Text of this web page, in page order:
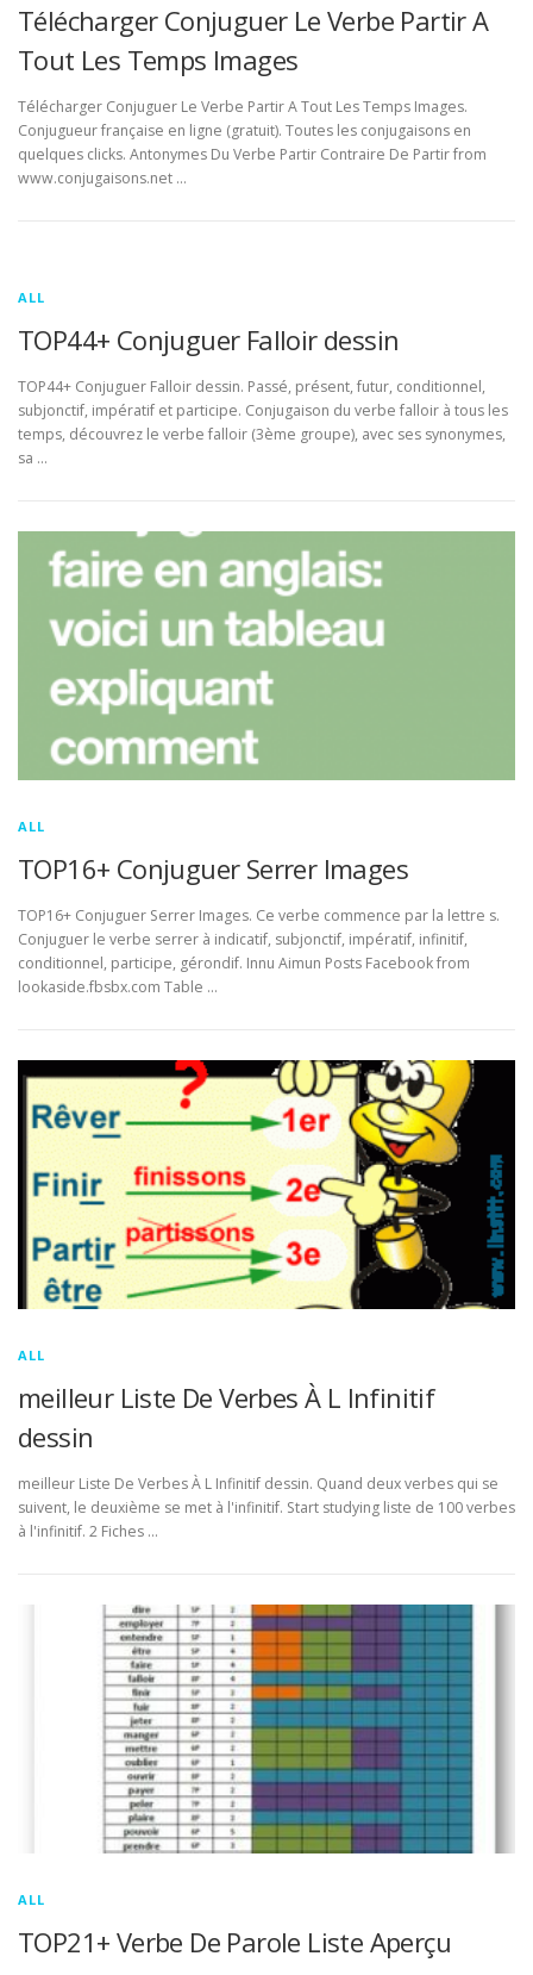
Télécharger Conjuguer Le Verbe Partir A
Tout Les Temps Images
Télécharger Conjuguer Le Verbe Partir A Tout Les Temps Images.
Conjugueur française en ligne (gratuit). Toutes les conjugaisons en
quelques clicks. Antonymes Du Verbe Partir Contraire De Partir from
www.conjugaisons.net …
ALL
TOP44+ Conjuguer Falloir dessin
TOP44+ Conjuguer Falloir dessin. Passé, présent, futur, conditionnel,
subjonctif, impératif et participe. Conjugaison du verbe falloir à tous les
temps, découvrez le verbe falloir (3ème groupe), avec ses synonymes,
sa …
ALL
TOP16+ Conjuguer Serrer Images
TOP16+ Conjuguer Serrer Images. Ce verbe commence par la lettre s.
Conjuguer le verbe serrer à indicatif, subjonctif, impératif, infinitif,
conditionnel, participe, gérondif. Innu Aimun Posts Facebook from
lookaside.fbsbx.com Table …
ALL
meilleur Liste De Verbes À L Infinitif
dessin
meilleur Liste De Verbes À L Infinitif dessin. Quand deux verbes qui se
suivent, le deuxième se met à l'infinitif. Start studying liste de 100 verbes
à l'infinitif. 2 Fiches …
ALL
TOP21+ Verbe De Parole Liste Aperçu